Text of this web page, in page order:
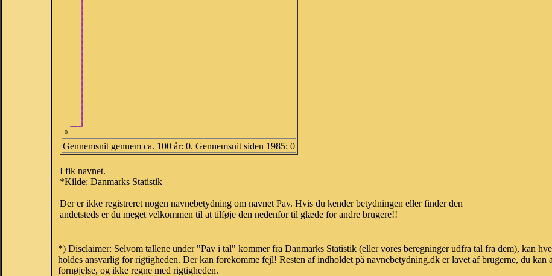
0
Gennemsnit gennem ca. 100 år: 0. Gennemsnit siden 1985: 0
I fik navnet.
*Kilde: Danmarks Statistik
Der er ikke registreret nogen navnebetydning om navnet Pav. Hvis du kender betydningen eller finder den
andetsteds er du meget velkommen til at tilføje den nedenfor til glæde for andre brugere!!
*) Disclaimer: Selvom tallene under "Pav i tal" kommer fra Danmarks Statistik (eller vores beregninger udfra tal fra dem), kan
holdes ansvarlig for rigtigheden. Der kan forekomme fejl! Resten af indholdet på navnebetydning.dk er lavet af brugerne, du kan
fornøjelse, og ikke regne med rigtigheden.